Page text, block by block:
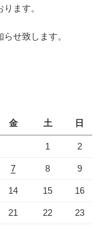
ます。
せ致します。
金 土 日
1 2
7 8 9
14 15 16
21 22 23